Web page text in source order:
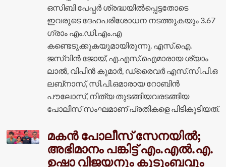
ഒസിബി പേപ്പർ ശ്രദ്ധയിൽപ്പെട്ടതോടെ
ഇവരുടെ ദേഹപരിശോധന നടത്തുകയും 3.67
ഗ്രാം എം.ഡി.എം.എ
കണ്ടെടുക്കുകയുമായിരുന്നു. എസ്.ഐ.
ജസ്‌വിൻ ജോയ്, എ.എസ്.ഐമാരായ ശ്യാം
ലാൽ, വിപിൻ കുമാർ, ഡ്രൈവർ എസ്.സി.പി.ഒ
ലബ്‌നാസ്, സി.പി.ഒമാരായ റോബിൻ
പൗലോസ്, നിത്യ തുടങ്ങിയവരടങ്ങിയ
പോലീസ് സംഘമാണ് പ്രതികളെ പിടികൂടിയത്.
മകൻ പോലീസ് സേനയിൽ;
അഭിമാനം പങ്കിട്ട് എം.എൽ.എ.
ഉഷാ വിജയനും കുടുംബവും